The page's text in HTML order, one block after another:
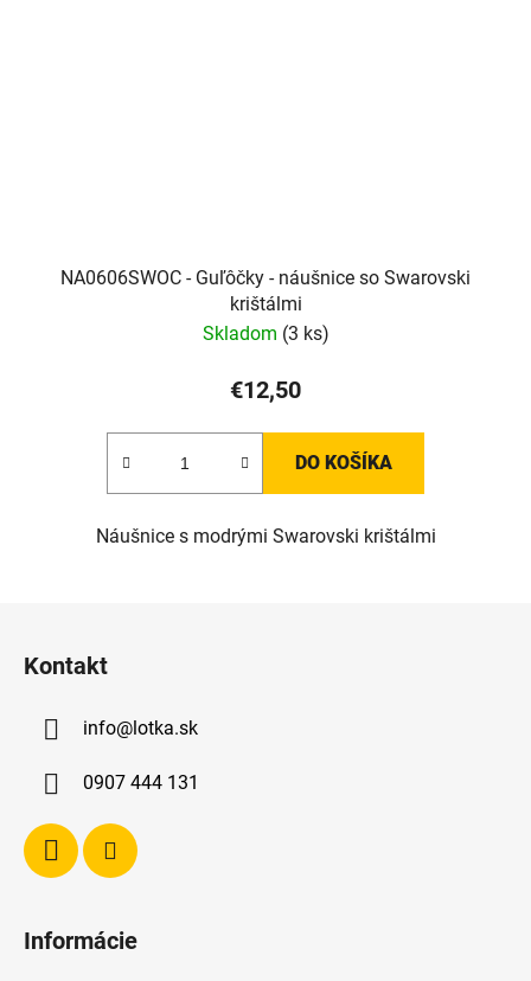
NA0606SWOC - Guľôčky - náušnice so Swarovski
krištálmi
Skladom (3 ks)
€12,50
DO KOŠÍKA
Náušnice s modrými Swarovski krištálmi
Kontakt
info@lotka.sk
0907 444 131
Informácie